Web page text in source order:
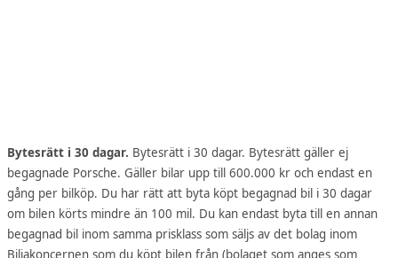
Bytesrätt i 30 dagar. Bytesrätt i 30 dagar. Bytesrätt gäller ej
begagnade Porsche. Gäller bilar upp till 600.000 kr och endast en
gång per bilköp. Du har rätt att byta köpt begagnad bil i 30 dagar
om bilen körts mindre än 100 mil. Du kan endast byta till en annan
begagnad bil inom samma prisklass som säljs av det bolag inom
Biliakoncernen som du köpt bilen från (bolaget som anges som